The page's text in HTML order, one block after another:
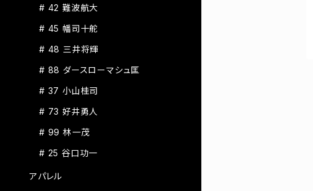
# 42 難波航大
# 45 幡司十舵
# 48 三井将輝
# 88 ダースローマシュ匡
# 37 小山桂司
# 73 好井勇人
# 99 林一茂
# 25 谷口功一
アパレル